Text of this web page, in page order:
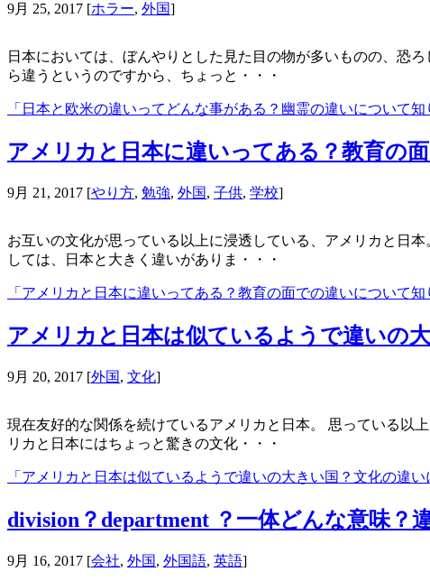
9月 25, 2017 [ホラー, 外国]
日本においては、ぼんやりとした見た目の物が多いものの、恐
ら違うというのですから、ちょっと・・・
「日本と欧米の違いってどんな事がある？幽霊の違いについて
アメリカと日本に違いってある？教育の
9月 21, 2017 [やり方, 勉強, 外国, 子供, 学校]
お互いの文化が思っている以上に浸透している、アメリカと日
しては、日本と大きく違いがありま・・・
「アメリカと日本に違いってある？教育の面での違いについて
アメリカと日本は似ているようで違いの
9月 20, 2017 [外国, 文化]
現在友好的な関係を続けているアメリカと日本。 思っている以
リカと日本にはちょっと驚きの文化・・・
「アメリカと日本は似ているようで違いの大きい国？文化の違
division？department ？一体どんな意味？
9月 16, 2017 [会社, 外国, 外国語, 英語]